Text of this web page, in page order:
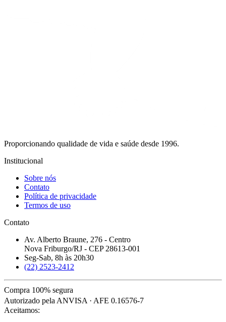
Proporcionando qualidade de vida e saúde desde 1996.
Institucional
Sobre nós
Contato
Política de privacidade
Termos de uso
Contato
Av. Alberto Braune, 276 - Centro
Nova Friburgo/RJ - CEP 28613-001
Seg-Sab, 8h às 20h30
(22) 2523-2412
Compra 100% segura
Autorizado pela ANVISA · AFE 0.16576-7
Aceitamos: